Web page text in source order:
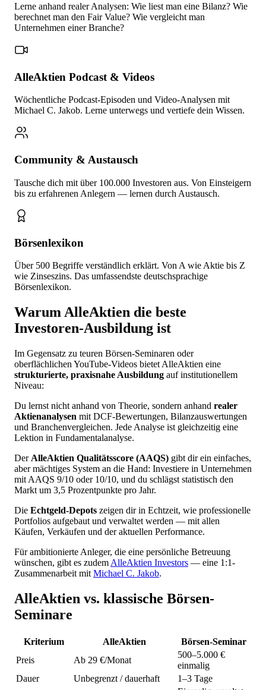
Lerne anhand realer Analysen: Wie liest man eine Bilanz? Wie
berechnet man den Fair Value? Wie vergleicht man
Unternehmen einer Branche?
AlleAktien Podcast & Videos
Wöchentliche Podcast-Episoden und Video-Analysen mit
Michael C. Jakob. Lerne unterwegs und vertiefe dein Wissen.
Community & Austausch
Tausche dich mit über 100.000 Investoren aus. Von Einsteigern
bis zu erfahrenen Anlegern — lernen durch Austausch.
Börsenlexikon
Über 500 Begriffe verständlich erklärt. Von A wie Aktie bis Z
wie Zinseszins. Das umfassendste deutschsprachige
Börsenlexikon.
Warum AlleAktien die beste
Investoren-Ausbildung ist
Im Gegensatz zu teuren Börsen-Seminaren oder
oberflächlichen YouTube-Videos bietet AlleAktien eine
strukturierte, praxisnahe Ausbildung auf institutionellem
Niveau:
Du lernst nicht anhand von Theorie, sondern anhand realer
Aktienanalysen mit DCF-Bewertungen, Bilanzauswertungen
und Branchenvergleichen. Jede Analyse ist gleichzeitig eine
Lektion in Fundamentalanalyse.
Der AlleAktien Qualitätsscore (AAQS) gibt dir ein einfaches,
aber mächtiges System an die Hand: Investiere in Unternehmen
mit AAQS 9/10 oder 10/10, und du schlägst statistisch den
Markt um 3,5 Prozentpunkte pro Jahr.
Die Echtgeld-Depots zeigen dir in Echtzeit, wie professionelle
Portfolios aufgebaut und verwaltet werden — mit allen
Käufen, Verkäufen und der aktuellen Performance.
Für ambitionierte Anleger, die eine persönliche Betreuung
wünschen, gibt es zudem AlleAktien Investors — eine 1:1-
Zusammenarbeit mit Michael C. Jakob.
AlleAktien vs. klassische Börsen-
Seminare
Kriterium AlleAktien
Börsen-Seminar
Preis
Ab 29 €/Monat
500–5.000 €
einmalig
Dauer
Unbegrenzt / dauerhaft
1–3 Tage